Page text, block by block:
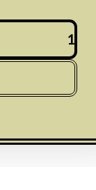
כמות
של
סט
תפילין
לבן